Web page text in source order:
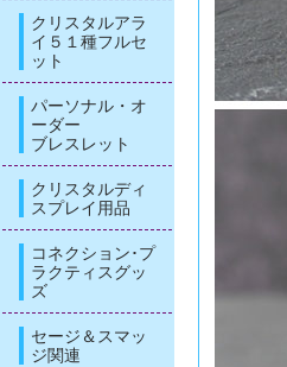
クリスタルアラ
イ５１種フルセ
ット
パーソナル・オ
ーダー
ブレスレット
クリスタルディ
スプレイ用品
コネクション･プ
ラクティスグッ
ズ
セージ＆スマッ
ジ関連